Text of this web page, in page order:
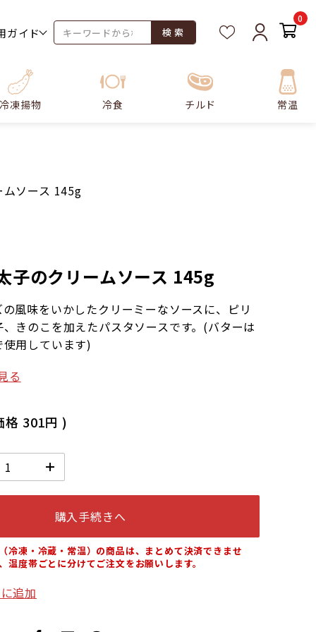
ガイド 検 索
0
冷凍揚物 冷食 チルド 常温
ソース 145g
子のクリームソース 145g
風味をいかしたクリーミーなソースに、ピリ
、きのこを加えたパスタソースです。(バターは
用しています)
る
格 301円 )
購入手続きへ
冷凍・冷蔵・常温）の商品は、まとめて決済できませ
温度帯ごとに分けてご注文をお願いします。
追加